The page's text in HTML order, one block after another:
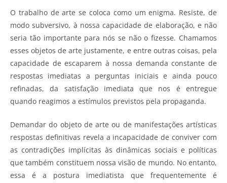
O trabalho de arte se coloca como um enigma. Resiste, de
modo subversivo, à nossa capacidade de elaboração, e não
seria tão importante para nós se não o fizesse. Chamamos
esses objetos de arte justamente, e entre outras coisas, pela
capacidade de escaparem à nossa demanda constante de
respostas imediatas a perguntas iniciais e ainda pouco
refinadas, da satisfação imediata que nos é entregue
quando reagimos a estímulos previstos pela propaganda.
Demandar do objeto de arte ou de manifestações artísticas
respostas definitivas revela a incapacidade de conviver com
as contradições implícitas às dinâmicas sociais e políticas
que também constituem nossa visão de mundo. No entanto,
essa é a postura imediatista que frequentemente é